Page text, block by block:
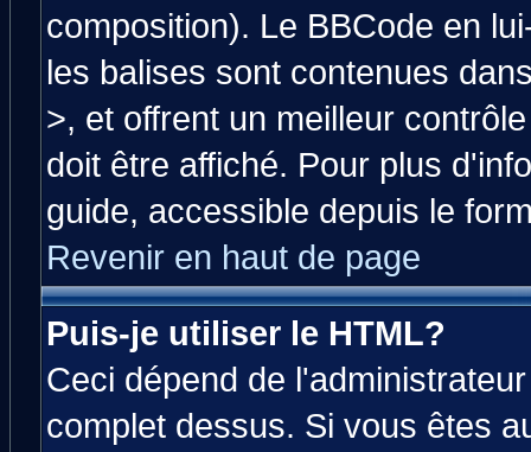
composition). Le BBCode en
les balises sont contenues
>, et offrent un meilleur
doit être affiché. Pour plus
guide, accessible depuis le
Revenir en haut de page
Puis-je utiliser le HTML?
Ceci dépend de
complet dessus. Si vous êtes